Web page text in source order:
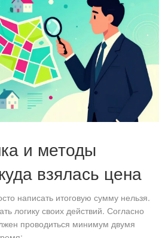
и методы
взялась цена
написать итоговую сумму нельзя.
логику своих действий. Согласно
проводиться минимум двумя